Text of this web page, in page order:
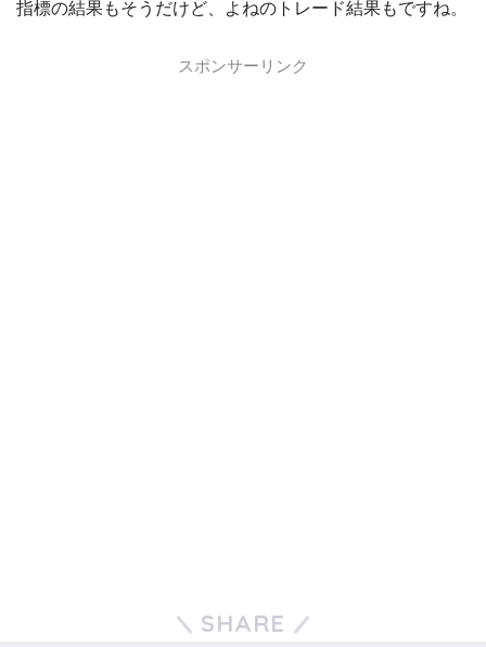
指標の結果もそうだけど、よねのトレード結果もですね。
スポンサーリンク
SHARE